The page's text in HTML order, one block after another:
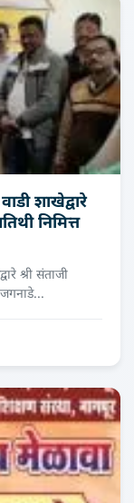
शाखेद्वारे
निमित्त
श्री संताजी
जगनाडे...